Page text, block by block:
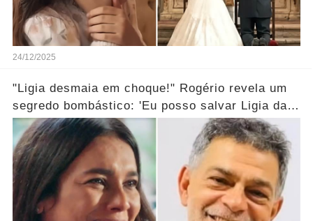
24/12/2025
"Ligia desmaia em choque!" Rogério revela um
segredo bombástico: 'Eu posso salvar Ligia da
morte...' Ver mais